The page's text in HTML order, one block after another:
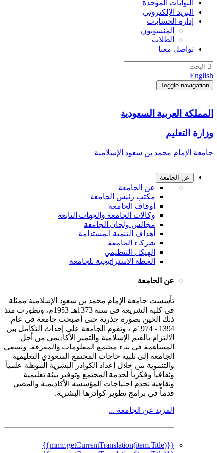
البوابات الموحدة
البريد الإلكتروني
إدارة الحسابات
المنسوبون
الطلاب
تواصل معنا
English
Toggle navigation
المملكة العربية السعودية
وزارة التعليم
جامعة الإمام محمد بن سعود الإسلامية
عن الجامعة
عن الجامعة
مكتب رئيس الجامعة
أوقاف الجامعة
وكالات الجامعة والجهات التابعة
مجالس ولجان الجامعة
أهداف التنمية المستدامة
شركاء الجامعة
الهيكل التنظيمي
الخطة الاستراتيجية للجامعة
عن الجامعة
تأسست جامعة الإمام محمد بن سعود الإسلامية ممثلة
في كلية الشريعة في سنة 1373هـ 1953م، وتطورت منذ
ذلك الحين بصورة جذرية حتى أصبحت جامعة في عام
1394 - 1974م ، وتقوم الجامعة على إحداث التكامل بين
الالتزام بالقيم الإسلامية والتميز الأكاديمي من أجل
المساهمة في بناء مجتمع المعلومات والمعرفة، وتسعى
الجامعة إلى تلبية حاجات المجتمع السعودي التعليمية
والتنموية من خلال إعداد الكوادر البشرية المؤهلة علمياً
وثقافياً وفكرياً لخدمة المجتمع وتوفير بيئة تعليمية
وثقافية تخدم احتياجات المؤسسة الأكاديمية والمضي
قدماً في برامج تطوير كوادرها البشرية.
المزيد عن الجامعة ...
{{mmc.getCurrentTranslation(item.Title)}}